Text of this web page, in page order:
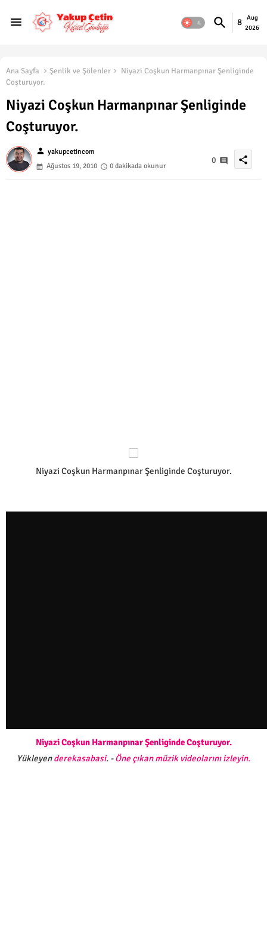
8
Aug
2026
Ana Sayfa Şenlik ve Şölenler
Niyazi Coşkun Harmanpınar Şenliginde
Coşturuyor.
Niyazi Coşkun Harmanpınar Şenliginde
Coşturuyor.
person yakupcetincom
Ağustos 19, 2010
0 dakikada okunur
0 share
Niyazi Coşkun Harmanpınar Şenliginde Coşturuyor.
Niyazi Coşkun Harmanpınar Şenliginde Coşturuyor.
Yükleyenderekasabasi. -Öne çıkan müzik videolarını izleyin.